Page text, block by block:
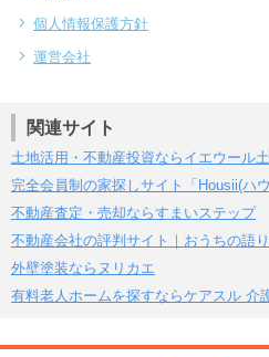
個人情報保護方針
運営会社
関連サイト
土地活用・不動産投資ならイエウール
完全会員制の家探しサイト「Housii(ハウ
不動産査定・売却ならすまいステップ
不動産会社の評判サイト｜おうちの語
外壁塗装ならヌリカエ
有料老人ホームを探すならケアスル 介